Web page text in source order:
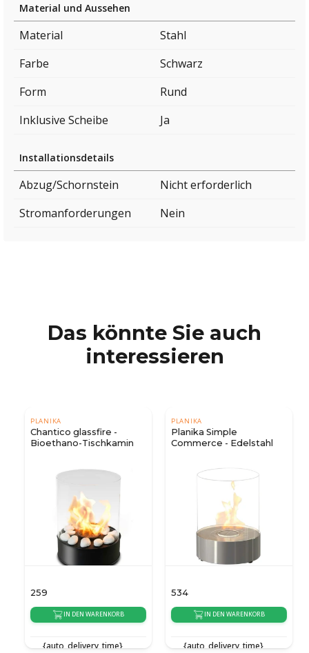
Material und Aussehen
Material
Stahl
Farbe
Schwarz
Form
Rund
Inklusive Scheibe
Ja
Installationsdetails
Abzug/Schornstein
Nicht erforderlich
Stromanforderungen
Nein
Das könnte Sie auch
interessieren
PLANIKA
Chantico glassfire -
Bioethano-Tischkamin
259
IN DEN WARENKORB
{auto_delivery_time}
PLANIKA
Planika Simple
Commerce - Edelstahl
534
IN DEN WARENKORB
{auto_delivery_time}